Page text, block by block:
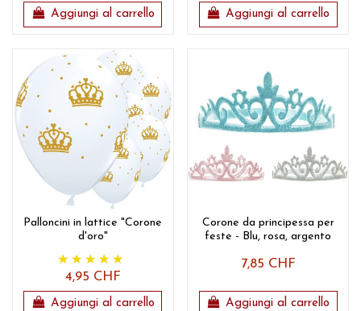
Aggiungi al carrello Aggiungi al carrello
Palloncini in lattice "Corone
d'oro"
4,95 CHF
Aggiungi al carrello
Corone da principessa per
feste - Blu, rosa, argento
7,85 CHF
Aggiungi al carrello